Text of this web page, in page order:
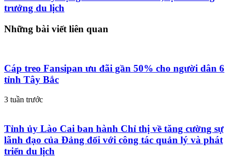
trưởng du lịch
Những bài viết liên quan
Cáp treo Fansipan ưu đãi gần 50% cho người dân 6
tỉnh Tây Bắc
3 tuần trước
Tỉnh ủy Lào Cai ban hành Chỉ thị về tăng cường sự
lãnh đạo của Đảng đối với công tác quản lý và phát
triển du lịch